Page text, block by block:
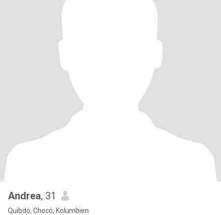
Andrea, 31
Quibdó, Chocó, Kolumbien